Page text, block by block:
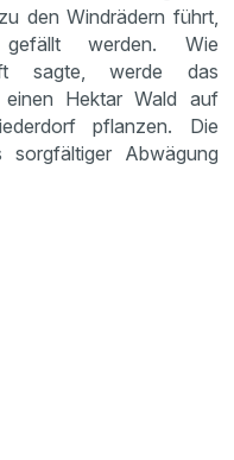
den Windrädern führt,
werden. Wie
sagte, werde das
Hektar Wald auf
pflanzen. Die
sorgfältiger Abwägung